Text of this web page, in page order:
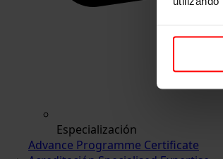
Especialización
Advance Programme Certificate